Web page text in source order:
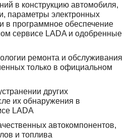
в конструкцию автомобиля,
параметры электронных
в программное обеспечение
сервисе LADA и одобренные
ремонта и обслуживания
только в официальном
других
их обнаружения в
LADA
автокомпонентов,
и топлива